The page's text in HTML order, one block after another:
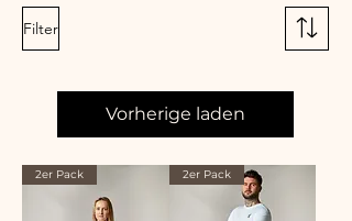
Filter
Vorherige laden
2er Pack 2er Pack